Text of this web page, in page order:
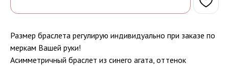
Размер браслета регулирую индивидуально при заказе по
меркам Вашей руки!
Асимметричный браслет из синего агата, оттенок